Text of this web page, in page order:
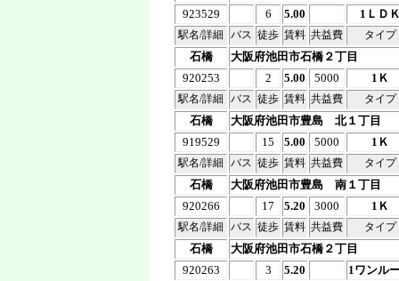
923529
6 5.00 1ＬＤ
駅名/詳細 バス 徒歩 賃料 共益費 タイプ
石橋
大阪府池田市石橋２丁目
920253
2 5.00 5000 1Ｋ
駅名/詳細 バス 徒歩 賃料 共益費 タイプ
石橋
大阪府池田市豊島 北１丁目
919529
15 5.00 5000 1Ｋ
駅名/詳細 バス 徒歩 賃料 共益費 タイプ
石橋
大阪府池田市豊島 南１丁目
920266
17 5.20 3000 1Ｋ
駅名/詳細 バス 徒歩 賃料 共益費 タイプ
石橋
大阪府池田市石橋２丁目
920263
3 5.20 1ワンル